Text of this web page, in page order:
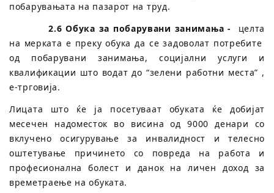
побарувањата на пазарот на труд.
2.6 Обука за побарувани занимања - целта
на мерката е преку обука да се задоволат потребите
од побарувани занимања, социјални услуги и
квалификации што водат до “зелени работни места” ,
e-трговија.
Лицата што ќе ја посетуваат обуката ќе добијат
месечен надоместок во висина од 9000 денари со
вклучено осигурување за инвалидност и телесно
оштетување причинето со повреда на работа и
професионална болест и данок на личен доход за
времетраење на обуката.